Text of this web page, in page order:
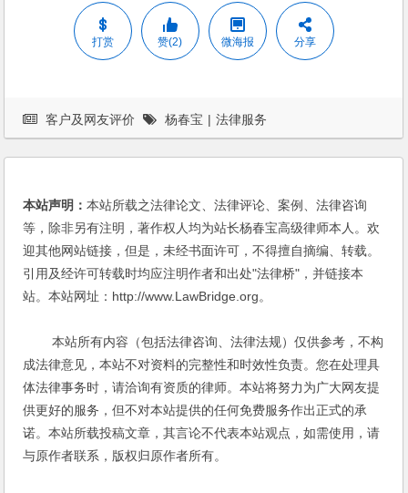
打赏 赞(2) 微海报 分享
客户及网友评价 杨春宝 | 法律服务
本站声明：本站所载之法律论文、法律评论、案例、法律咨询
等，除非另有注明，著作权人均为站长杨春宝高级律师本人。欢
迎其他网站链接，但是，未经书面许可，不得擅自摘编、转载。
引用及经许可转载时均应注明作者和出处"法律桥"，并链接本
站。本站网址：http://www.LawBridge.org。
本站所有内容（包括法律咨询、法律法规）仅供参考，不构
成法律意见，本站不对资料的完整性和时效性负责。您在处理具
体法律事务时，请洽询有资质的律师。本站将努力为广大网友提
供更好的服务，但不对本站提供的任何免费服务作出正式的承
诺。本站所载投稿文章，其言论不代表本站观点，如需使用，请
与原作者联系，版权归原作者所有。